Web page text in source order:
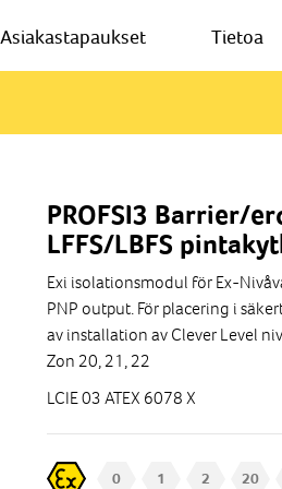
Asiakastapaukset Tietoa
PROFSI3 Barrier/
LFFS/LBFS
Exi isolationsmodul för Ex-
PNP output. För placering i
av installation av Clever Level
Zon 20, 21, 22
LCIE 03 ATEX 6078 X
0 1 2 20